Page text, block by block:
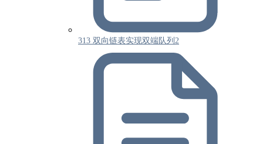
313 双向链表实现双端队列2